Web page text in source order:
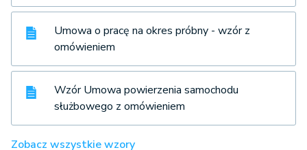
Umowa o pracę na okres próbny - wzór z
omówieniem
Wzór Umowa powierzenia samochodu
służbowego z omówieniem
Zobacz wszystkie wzory